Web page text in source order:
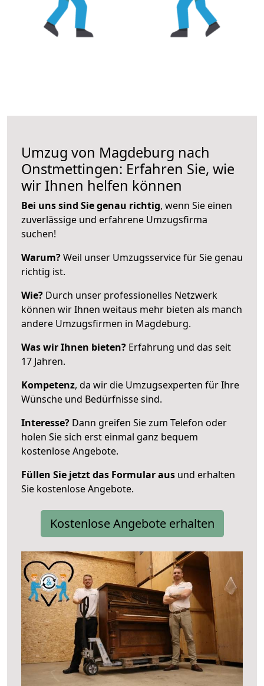
Umzug von Magdeburg nach
Onstmettingen: Erfahren Sie, wie
wir Ihnen helfen können
Bei uns sind Sie genau richtig, wenn Sie einen
zuverlässige und erfahrene Umzugsfirma
suchen!
Warum?Weil unser Umzugsservice für Sie genau
richtig ist.
Wie? Durch unser professionelles Netzwerk
können wir Ihnen weitaus mehr bieten als manch
andere Umzugsfirmen in Magdeburg.
Was wir Ihnen bieten? Erfahrung und das seit
17 Jahren.
Kompetenz, da wir die Umzugsexperten für Ihre
Wünsche und Bedürfnisse sind.
Interesse? Dann greifen Sie zum Telefon oder
holen Sie sich erst einmal ganz bequem
kostenlose Angebote.
Füllen Sie jetzt das Formular aus und erhalten
Sie kostenlose Angebote.
Kostenlose Angebote erhalten